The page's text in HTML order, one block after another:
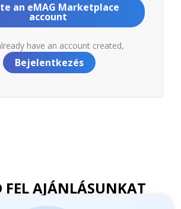
an eMAG Marketplace
account
have an account created,
Bejelentkezés
FEL AJÁNLÁSUNKAT